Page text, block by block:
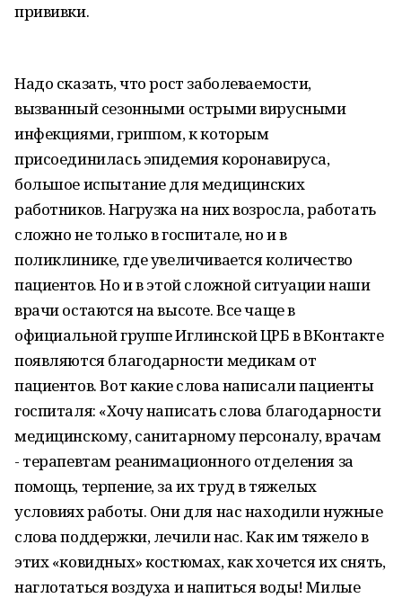
прививки.
Надо сказать, что рост заболеваемости,
вызванный сезонными острыми вирусными
инфекциями, гриппом, к которым
присоединилась эпидемия коронавируса,
большое испытание для медицинских
работников. Нагрузка на них возросла, работать
сложно не только в госпитале, но и в
поликлинике, где увеличивается количество
пациентов. Но и в этой сложной ситуации наши
врачи остаются на высоте. Все чаще в
официальной группе Иглинской ЦРБ в ВКонтакте
появляются благодарности медикам от
пациентов. Вот какие слова написали пациенты
госпиталя: «Хочу написать слова благодарности
медицинскому, санитарному персоналу, врачам
- терапевтам реанимационного отделения за
помощь, терпение, за их труд в тяжелых
условиях работы. Они для нас находили нужные
слова поддержки, лечили нас. Как им тяжело в
этих «ковидных» костюмах, как хочется их снять,
наглотаться воздуха и напиться воды! Милые